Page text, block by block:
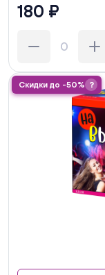
180 ₽
Скидки до -50% ?